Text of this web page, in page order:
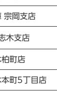
宗岡支店
木支店
柏町店
本町5丁目店